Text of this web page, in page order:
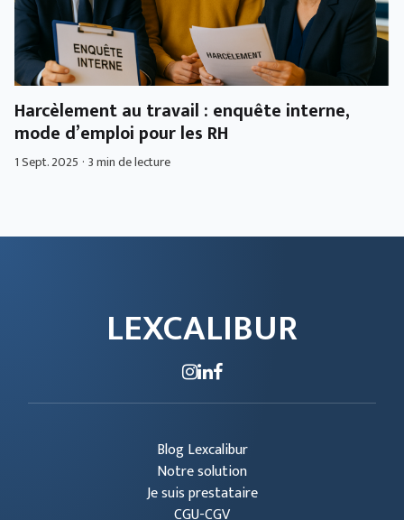
Harcèlement au travail : enquête interne,
mode d’emploi pour les RH
1 Sept. 2025 · 3 min de lecture
LEXCALIBUR
Blog Lexcalibur
Notre solution
Je suis prestataire
CGU-CGV